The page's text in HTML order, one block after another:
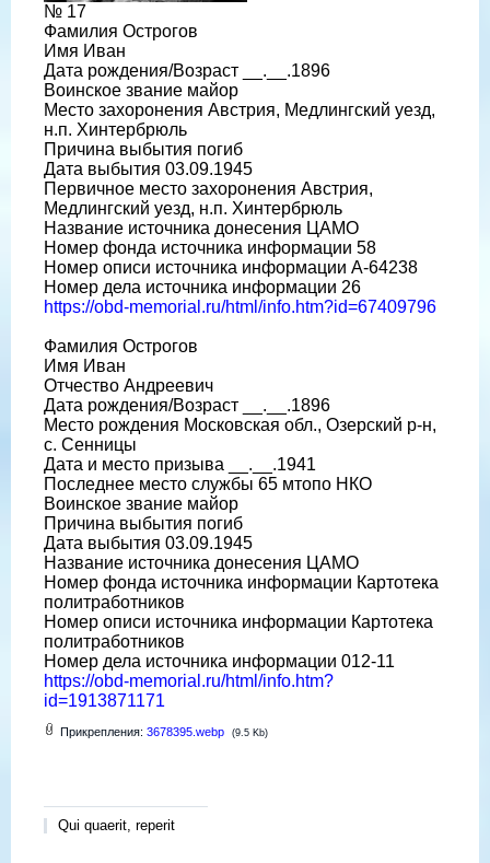
№ 17
Фамилия Острогов
Имя Иван
Дата рождения/Возраст __.__.1896
Воинское звание майор
Место захоронения Австрия, Медлингский уезд,
н.п. Хинтербрюль
Причина выбытия погиб
Дата выбытия 03.09.1945
Первичное место захоронения Австрия,
Медлингский уезд, н.п. Хинтербрюль
Название источника донесения ЦАМО
Номер фонда источника информации 58
Номер описи источника информации A-64238
Номер дела источника информации 26
https://obd-memorial.ru/html/info.htm?id=67409796
Фамилия Острогов
Имя Иван
Отчество Андреевич
Дата рождения/Возраст __.__.1896
Место рождения Московская обл., Озерский р-н,
с. Сенницы
Дата и место призыва __.__.1941
Последнее место службы 65 мтопо НКО
Воинское звание майор
Причина выбытия погиб
Дата выбытия 03.09.1945
Название источника донесения ЦАМО
Номер фонда источника информации Картотека
политработников
Номер описи источника информации Картотека
политработников
Номер дела источника информации 012-11
https://obd-memorial.ru/html/info.htm?
id=1913871171
Прикрепления: 3678395.webp (9.5 Kb)
Qui quaerit, reperit